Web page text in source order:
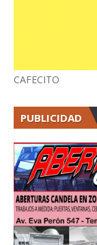
CAFECITO
PUBLICIDAD